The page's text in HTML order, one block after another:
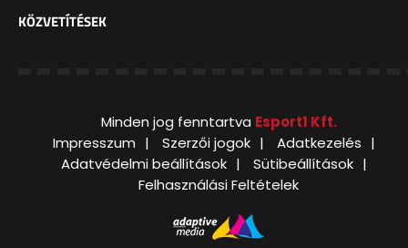
KÖZVETÍTÉSEK
Minden jog fenntartva Esport1 Kft.
Impresszum
Szerzői jogok
Adatkezelés
Adatvédelmi beállítások
Sütibeállítások
Felhasználási Feltételek